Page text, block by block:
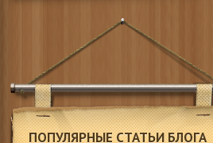
ПОПУЛЯРНЫЕ СТАТЬИ БЛОГА